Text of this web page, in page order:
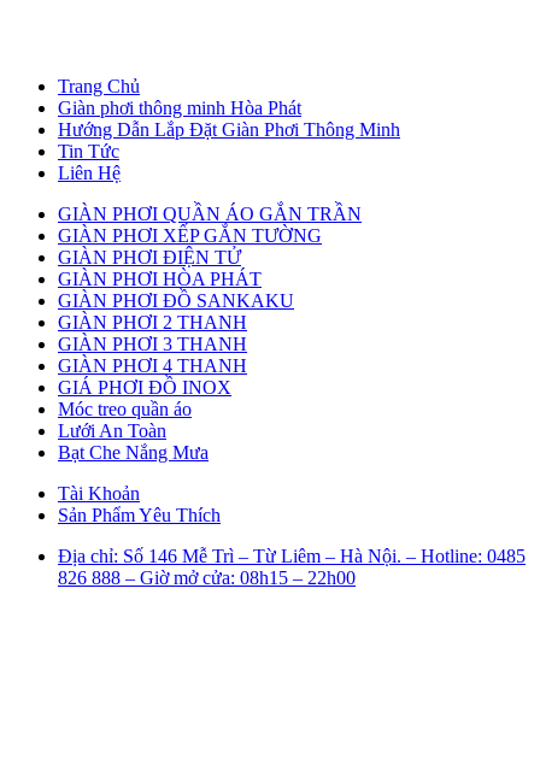
Trang Chủ
Giàn phơi thông minh Hòa Phát
Hướng Dẫn Lắp Đặt Giàn Phơi Thông Minh
Tin Tức
Liên Hệ
GIÀN PHƠI QUẦN ÁO GẮN TRẦN
GIÀN PHƠI XẾP GẮN TƯỜNG
GIÀN PHƠI ĐIỆN TỬ
GIÀN PHƠI HÒA PHÁT
GIÀN PHƠI ĐỒ SANKAKU
GIÀN PHƠI 2 THANH
GIÀN PHƠI 3 THANH
GIÀN PHƠI 4 THANH
GIÁ PHƠI ĐỒ INOX
Móc treo quần áo
Lưới An Toàn
Bạt Che Nắng Mưa
Tài Khoản
Sản Phẩm Yêu Thích
Địa chỉ: Số 146 Mễ Trì – Từ Liêm – Hà Nội. – Hotline: 0485
826 888 – Giờ mở cửa: 08h15 – 22h00